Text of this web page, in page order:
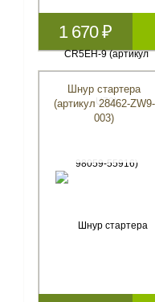
1 670 ₽
Шнур стартера
(артикул 28462-ZW9-
003)